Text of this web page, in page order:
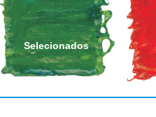
Selecionados